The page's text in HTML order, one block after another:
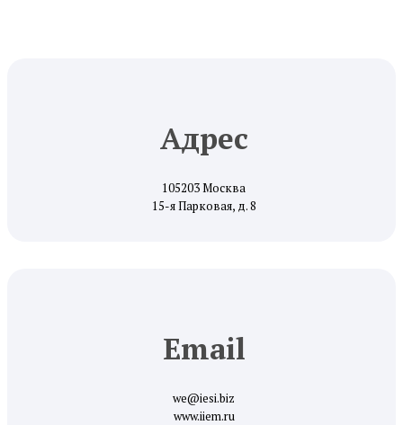
Адрес
105203 Москва
15-я Парковая, д. 8
Email
we@iesi.biz
www.iiem.ru